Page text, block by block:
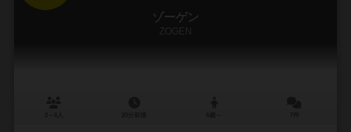
ゾーゲン
ZOGEN